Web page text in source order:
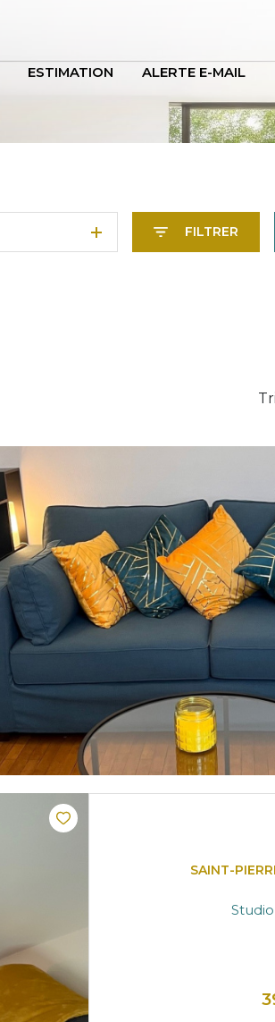
ESTIMATION ALERTE E-MAIL
FILTRER
SAINT-